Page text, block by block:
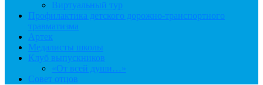
Виртуальный тур
Профилактика детского дорожно-транспортного
травматизма
Артек
Медалисты школы
Клуб выпускников
«От всей души…»
Совет отцов